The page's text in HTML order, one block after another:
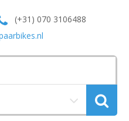
(+31) 070 3106488